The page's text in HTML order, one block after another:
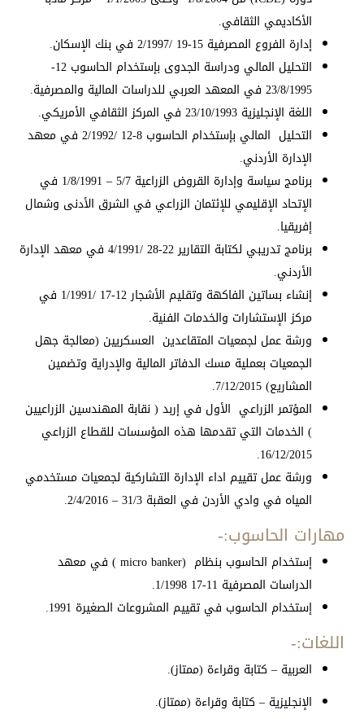
الأكاديمي الثقافي.
إدارة الفروع المصرفية 15-19 /2/1997 في بنك الإسكان.
التحليل المالي ودراسة الجدوى بإستخدام الحاسوب 12-
23/8/1995 في المعهد العربي للدراسات المالية والمصرفية.
اللغة الإنجليزية 23/10/1993 في المركز الثقافي الأمريكي.
التحليل المالي بإستخدام الحاسوب 8-12 /2/1992 في معهد
الإدارة الأردني.
برنامج سياسة وإدارة القروض الزراعية 5/7 – 1/8/1991 في
الإتحاد الإقليمي للإئتمان الزراعي في الشرق الأدنى وشمال
إفريقيا.
برنامج تدريبي لكتابة التقارير 22-28 /4/1991 في معهد الإدارة
الأردني.
إنشاء بساتين الفاكهة وتقليم الأشجار 12-17 /1/1991 في
مركز الإستشارات والخدمات الفنية.
ورشة عمل لجمعيات المتقاعدين العسكريين (معالجة جهل
الجمعيات بعملية مسك الدفاتر المالية والإدراية وتضمين
المشاريع) 7/12/2015.
المؤتمر الزراعي الأول في إربد ( نقابة المهندسين الزراعيين
) الخدمات التي تقدمها هذه المؤسسات للقطاع الزراعي
16/12/2015.
ورشة عمل تقييم اداء الإدارة التشاركية لجمعيات مستخدمي
المياه في وادي الأردن في العقبة 31/3 – 2/4/2016.
مهارات الحاسوب:-
إستخدام الحاسوب بنظام (micro banker ) في معهد
الدراسات المصرفية 11-17 1/1998.
إستخدام الحاسوب في تقييم المشروعات الصغيرة 1991.
اللغات:-
العربية – كتابة وقراءة (ممتاز).
الإنجليزية – كتابة وقراءة (ممتاز).